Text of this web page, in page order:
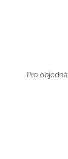
Pro